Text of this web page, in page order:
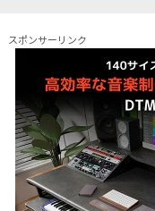
スポンサーリンク